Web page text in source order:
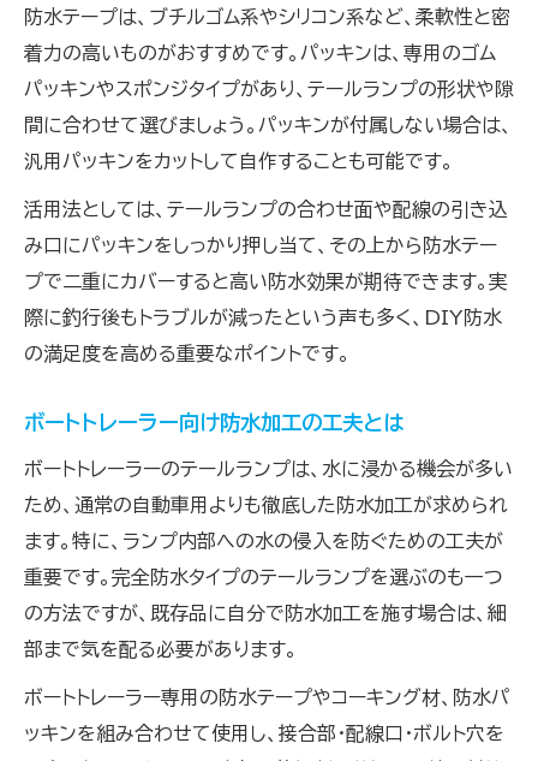
防水テープは、ブチルゴム系やシリコン系など、柔軟性と密
着力の高いものがおすすめです。パッキンは、専用のゴム
パッキンやスポンジタイプがあり、テールランプの形状や隙
間に合わせて選びましょう。パッキンが付属しない場合は、
汎用パッキンをカットして自作することも可能です。
活用法としては、テールランプの合わせ面や配線の引き込
み口にパッキンをしっかり押し当て、その上から防水テー
プで二重にカバーすると高い防水効果が期待できます。実
際に釣行後もトラブルが減ったという声も多く、DIY防水
の満足度を高める重要なポイントです。
ボートトレーラー向け防水加工の工夫とは
ボートトレーラーのテールランプは、水に浸かる機会が多い
ため、通常の自動車用よりも徹底した防水加工が求められ
ます。特に、ランプ内部への水の侵入を防ぐための工夫が
重要です。完全防水タイプのテールランプを選ぶのも一つ
の方法ですが、既存品に自分で防水加工を施す場合は、細
部まで気を配る必要があります。
ボートトレーラー専用の防水テープやコーキング材、防水パ
ッキンを組み合わせて使用し、接合部・配線口・ボルト穴を